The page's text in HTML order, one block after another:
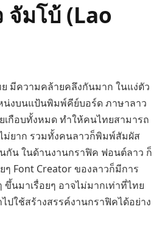
มโบ้ (Lao
มีความคล้ายคลึงกันมาก ในแง่ตัว
น่งบนแป้นพิมพ์คีย์บอร์ด ภาษาลาว
เกือบทั้งหมด ทำให้คนไทยสามารถ
ม่ยาก รวมทั้งคนลาวก็พิมพ์สัมผัส
กัน ในด้านงานกราฟิค ฟอนต์ลาว ก็
Font Creator ของลาวก็มีการ
นมาเรื่อยๆ อาจไม่มากเท่าที่ไทย
ปใช้สร้างสรรค์งานกราฟิคได้อย่าง